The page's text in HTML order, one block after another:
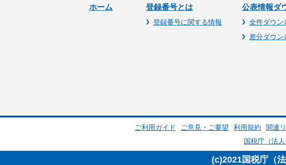
ホーム 登録番号とは
登録番号に関する情報
公表情報ダ
全件ダウン
差分ダウン
ご利用ガイド ご意見・ご要望 利用規約 関連
国税庁（法
(c)2021国税庁（